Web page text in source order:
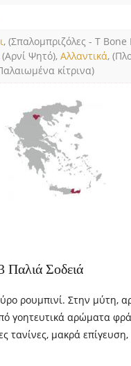
, (Σπαλομπριζόλες - T Bone
(Αρνί Ψητό),Αλλαντικά,
κίτρινα)
Παλιά Σοδειά
ρουμπινί. Στην μύτη,
γοητευτικά αρώματα
τανίνες, μακρά